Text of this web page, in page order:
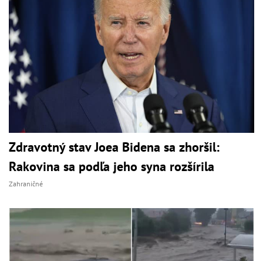
Zdravotný stav Joea Bidena sa zhoršil:
Rakovina sa podľa jeho syna rozšírila
Zahraničné